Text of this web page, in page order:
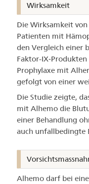
Wirksamkeit
Die Wirksamkeit
Patienten mit
den Vergleich einer
Faktor-
Prophylaxe mit
gefolgt von einer
Die Studie zeigte,
mit Alhemo die
einer Behandlung
auch unfallbedingte
Alhemo darf bei